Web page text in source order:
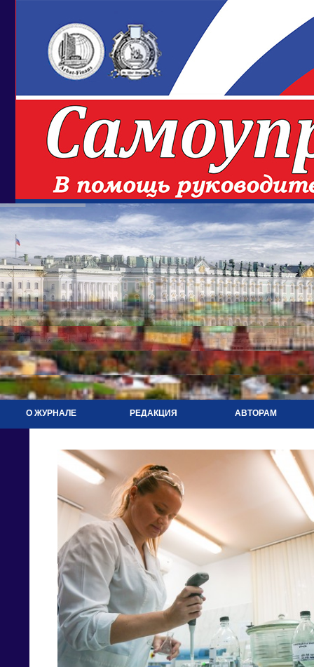
О ЖУРНАЛЕ РЕДАКЦИЯ АВТОРАМ